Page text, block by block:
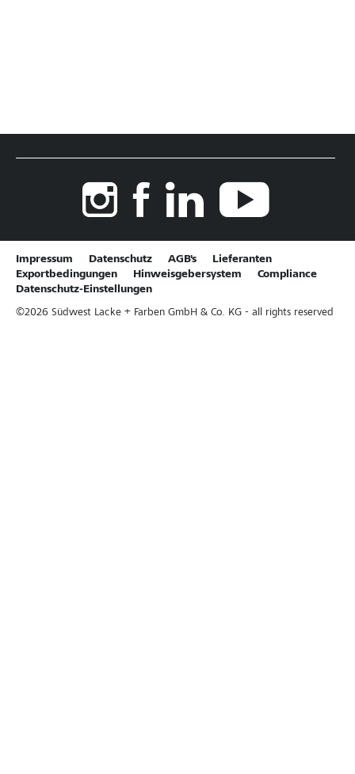
Impressum Datenschutz AGB's
Lieferanten
Exportbedingungen
Hinweisgebersystem
Compliance
Datenschutz-Einstellungen
©2026 Südwest Lacke + Farben GmbH & Co. KG - all rights reserved